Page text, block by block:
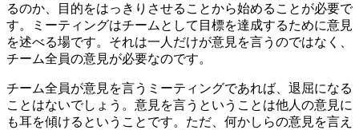
るのか、目的をはっきりさせることから始めることが必要で
す。ミーティングはチームとして目標を達成するために意見
を述べる場です。それは一人だけが意見を言うのではなく、
チーム全員の意見が必要なのです。
チーム全員が意見を言うミーティングであれば、退屈になる
ことはないでしょう。意見を言うということは他人の意見に
も耳を傾けるということです。ただ、何かしらの意見を言え